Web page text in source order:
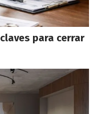
para cerrar